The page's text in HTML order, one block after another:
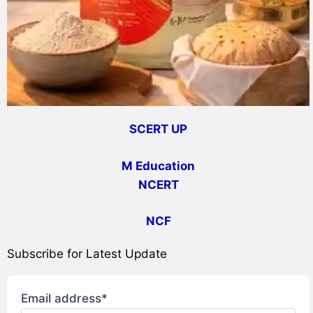
SCERT UP
M Education
NCERT
NCF
Subscribe for Latest Update
Email address*